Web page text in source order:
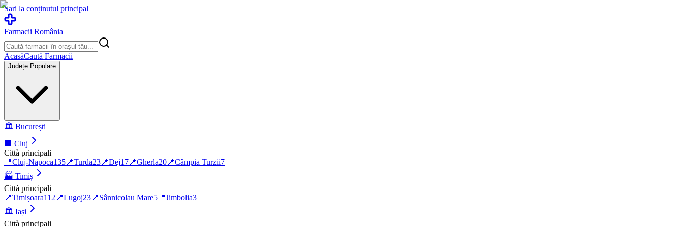
Sari la conținutul principal
Farmacii România
AcasăCaută Farmacii
Județe Populare
🏛️ București
🏢 Cluj
Città principali
📍Cluj-Napoca135 📍Turda23 📍Dej17 📍Gherla20 📍Câmpia Turzii7
🏭 Timiș
Città principali
📍Timișoara112 📍Lugoj23 📍Sânnicolau Mare5 📍Jimbolia3
🏛️ Iași
Città principali